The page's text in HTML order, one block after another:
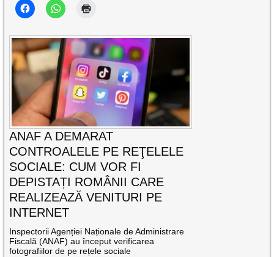
ANAF A DEMARAT
CONTROALELE PE REŢELELE
SOCIALE: CUM VOR FI
DEPISTAȚI ROMÂNII CARE
REALIZEAZĂ VENITURI PE
INTERNET
Inspectorii Agenției Naționale de Administrare
Fiscală (ANAF) au început verificarea
fotografiilor de pe rețele sociale